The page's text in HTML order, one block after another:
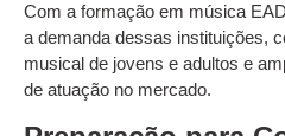
Com a formação em música
a demanda dessas instituições,
musical de jovens e adultos e
de atuação no mercado.